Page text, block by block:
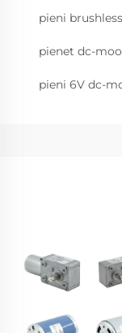
pieni
pienet dc-
pieni 6V dc-